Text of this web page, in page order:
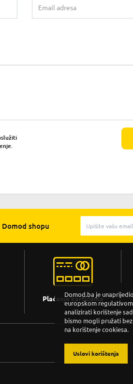
shopu
Plaćanje karticama
Domod.ba je
europskom
analizirati korištenje
bismo mogli pružati
na korištenje cookiesa.
Uslovi korištenja